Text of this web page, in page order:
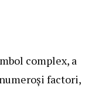
complex, a
factori,